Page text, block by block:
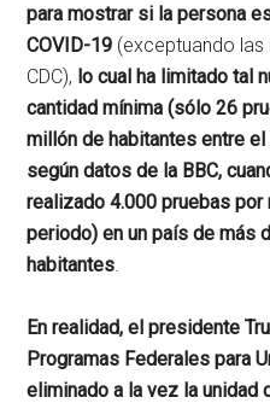
para mostrar si la persona
COVID-19 (exceptuando
CDC), lo cual ha limitado tal
cantidad mínima (sólo 26
millón de habitantes entre
según datos de la BBC,
realizado 4.000 pruebas
periodo) en un país de más
habitantes.
En realidad, el presidente
Programas Federales para
eliminado a la vez la unidad